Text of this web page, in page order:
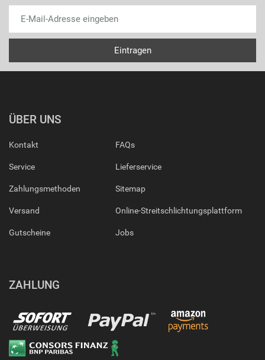
ÜBER UNS
Kontakt
Service
Zahlungsmethoden
Versand
Gutscheine
FAQs
Lieferservice
Sitemap
Online-Streitschlichtungsplattform
Jobs
ZAHLUNG